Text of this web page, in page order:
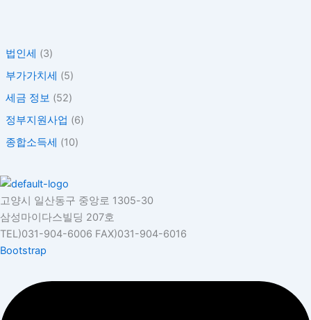
법인세 (3)
부가가치세 (5)
세금 정보 (52)
정부지원사업 (6)
종합소득세 (10)
략
고양시 일산동구 중앙로 1305-30
삼성마이다스빌딩 207호
TEL)031-904-6006 FAX)031-904-6016
Bootstrap